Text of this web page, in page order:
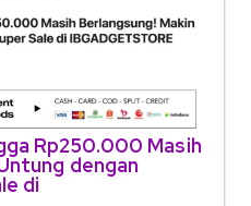
Rp250.000 Masih
dengan
di